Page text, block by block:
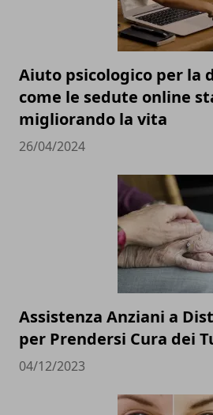
Aiuto psicologico per la
come le sedute online
migliorando la vita
26/04/2024
Assistenza Anziani a
per Prendersi Cura dei
04/12/2023